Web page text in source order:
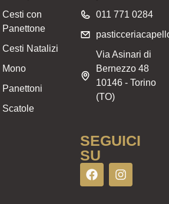
Cesti con
Panettone
Cesti Natalizi
Mono
Panettoni
Scatole
011 771 0284
Via Asinari di
Bernezzo 48
10146 - Torino
(TO)
SEGUICI
SU